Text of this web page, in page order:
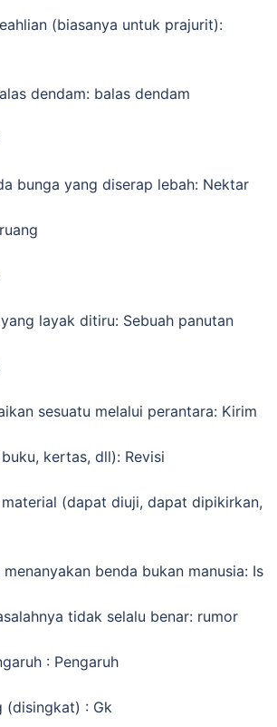
(biasanya untuk prajurit):
dendam: balas dendam
bunga yang diserap lebah: Nektar
layak ditiru: Sebuah panutan
sesuatu melalui perantara: Kirim
kertas, dll): Revisi
(dapat diuji, dapat dipikirkan,
benda bukan manusia: Is
tidak selalu benar: rumor
: Pengaruh
(disingkat) : Gk